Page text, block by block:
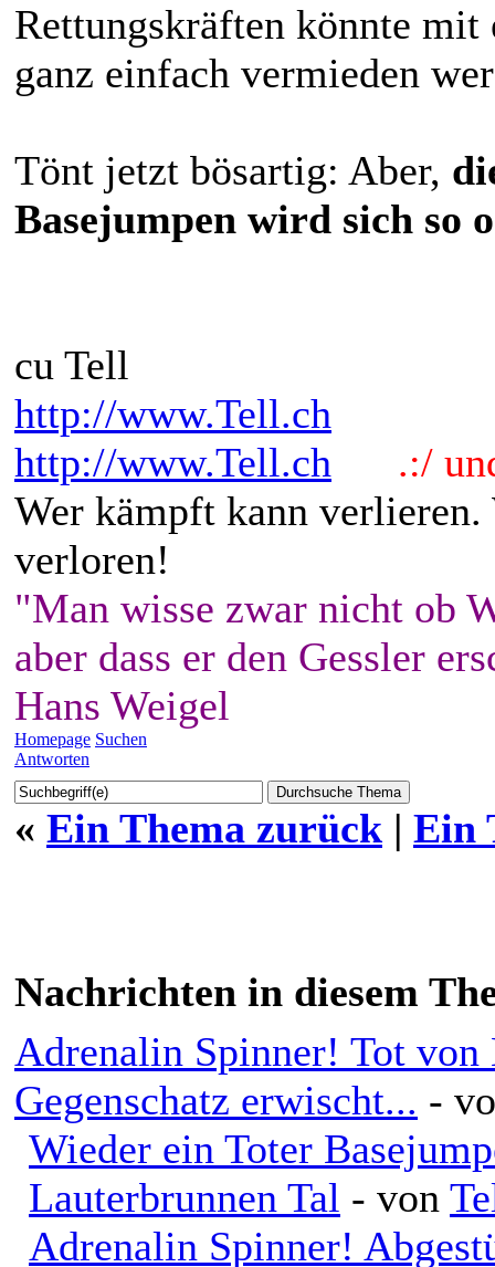
Rettungskräften könnte
ganz einfach vermieden
Tönt jetzt bösartig: Aber,
Basejumpen wird sich so
cu Tell
http://www.Tell.ch
http://www.Tell.ch
.:/
Wer kämpft kann
verloren!
"Man wisse zwar nicht ob
aber dass er den Gessler
Hans Weigel
Homepage Suchen
Antworten
« Ein Thema zurück | Ein
Nachrichten in diesem
Adrenalin Spinner! Tot
Gegenschatz erwischt... -
Wieder ein Toter
Lauterbrunnen Tal - von
Adrenalin Spinner!